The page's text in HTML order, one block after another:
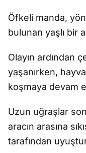
Öfkeli manda,
bulunan yaşlı bir
Olayın ardından
yaşanırken,
koşmaya devam
Uzun uğraşlar
aracın arasına
tarafından